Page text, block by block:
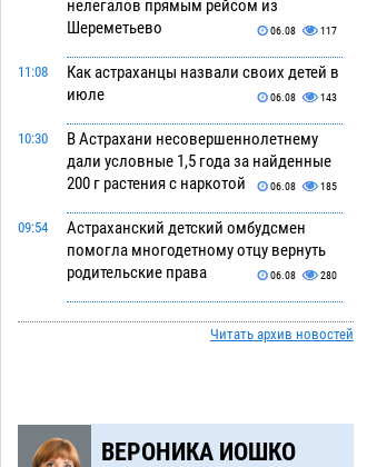
нелегалов прямым рейсом из
Шереметьево
06.08 117
11:08
Как астраханцы назвали своих детей в
июле
06.08 143
10:30
В Астрахани несовершеннолетнему
дали условные 1,5 года за найденные
200 г растения с наркотой
06.08 185
09:54
Астраханский детский омбудсмен
помогла многодетному отцу вернуть
родительские права
06.08 280
В Астрахани купеческий банк укроют
новой крышей за шестнадцать
причину пожара, в котором погиб 3-
месячный малыш
06.08
Читать архив новостей
ВЕРОНИКА ИОШКО